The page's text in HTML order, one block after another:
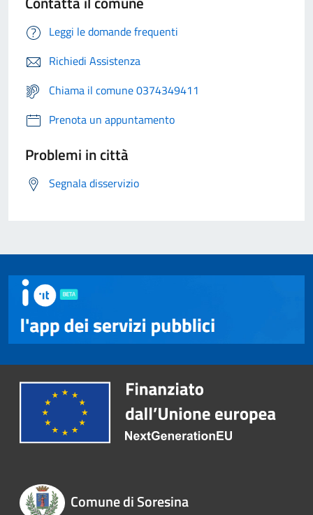
Leggi le domande frequenti
Richiedi Assistenza
Chiama il comune 0374349411
Prenota un appuntamento
Problemi in città
Segnala disservizio
Comune di Soresina